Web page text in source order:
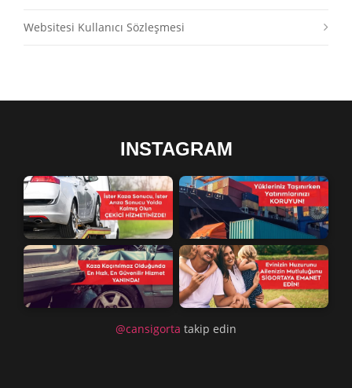
Websitesi Kullanıcı Sözleşmesi
INSTAGRAM
@cansigorta takip edin